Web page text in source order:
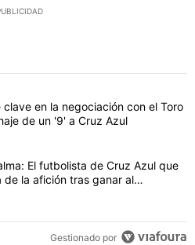
con más comentarios en los
el título "Revelan un detalle clave
clave en la negociación con el Toro
de un '9' a Cruz Azul
título "Ni la victoria los calma: El
El futbolista de Cruz Azul que
de la afición tras ganar al
Gestionado por